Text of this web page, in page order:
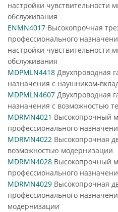
настройки чувствительности
обслуживания
ENMN4017 Высокопрочная
профессионального
настройки чувствительности
обслуживания
MDPMLN4418 Двухпроводная
назначения с наушником-
MDPMLN4607 Двухпроводная
назначения с возможностью
MDRMN4021 Высокопрочный
профессионального
MDRMN4022 Высокопрочная
возможностью модернизации
MDRMN4028 Высокопрочный
профессионального
MDRMN4029 Высокопрочная
профессионального
модернизации